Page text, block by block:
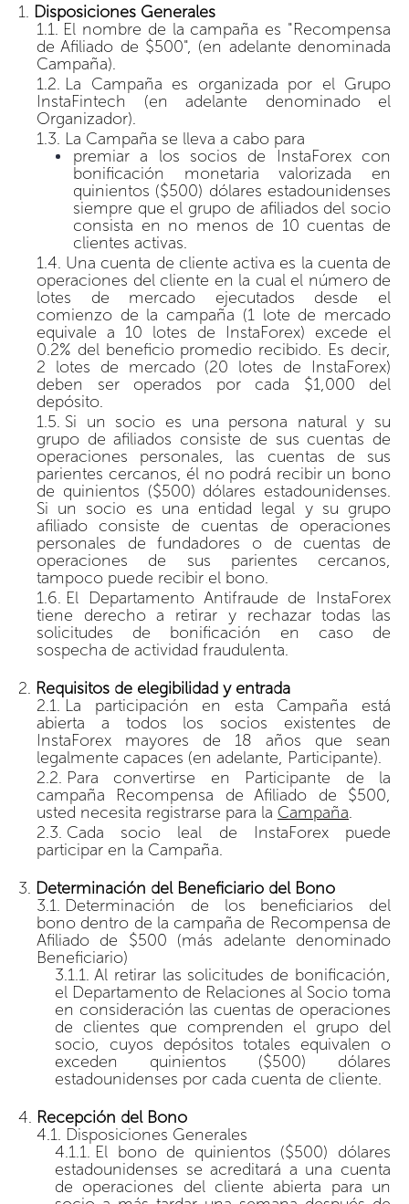
Disposiciones Generales
El nombre de la campaña es "Recompensa
de Afiliado de $500", (en adelante denominada
Campaña).
La Campaña es organizada por el Grupo
InstaFintech (en adelante denominado el
Organizador).
La Campaña se lleva a cabo para
premiar a los socios de InstaForex con
bonificación monetaria valorizada en
quinientos ($500) dólares estadounidenses
siempre que el grupo de afiliados del socio
consista en no menos de 10 cuentas de
clientes activas.
Una cuenta de cliente activa es la cuenta de
operaciones del cliente en la cual el número de
lotes de mercado ejecutados desde el
comienzo de la campaña (1 lote de mercado
equivale a 10 lotes de InstaForex) excede el
0.2% del beneficio promedio recibido. Es decir,
2 lotes de mercado (20 lotes de InstaForex)
deben ser operados por cada $1,000 del
depósito.
Si un socio es una persona natural y su
grupo de afiliados consiste de sus cuentas de
operaciones personales, las cuentas de sus
parientes cercanos, él no podrá recibir un bono
de quinientos ($500) dólares estadounidenses.
Si un socio es una entidad legal y su grupo
afiliado consiste de cuentas de operaciones
personales de fundadores o de cuentas de
operaciones de sus parientes cercanos,
tampoco puede recibir el bono.
El Departamento Antifraude de InstaForex
tiene derecho a retirar y rechazar todas las
solicitudes de bonificación en caso de
sospecha de actividad fraudulenta.
Requisitos de elegibilidad y entrada
La participación en esta Campaña está
abierta a todos los socios existentes de
InstaForex mayores de 18 años que sean
legalmente capaces (en adelante, Participante).
Para convertirse en Participante de la
campaña Recompensa de Afiliado de $500,
usted necesita registrarse para la Campaña.
Cada socio leal de InstaForex puede
participar en la Campaña.
Determinación del Beneficiario del Bono
Determinación de los beneficiarios del
bono dentro de la campaña de Recompensa de
Afiliado de $500 (más adelante denominado
Beneficiario)
Al retirar las solicitudes de bonificación,
el Departamento de Relaciones al Socio toma
en consideración las cuentas de operaciones
de clientes que comprenden el grupo del
socio, cuyos depósitos totales equivalen o
exceden quinientos ($500) dólares
estadounidenses por cada cuenta de cliente.
Recepción del Bono
Disposiciones Generales
El bono de quinientos ($500) dólares
estadounidenses se acreditará a una cuenta
de operaciones del cliente abierta para un